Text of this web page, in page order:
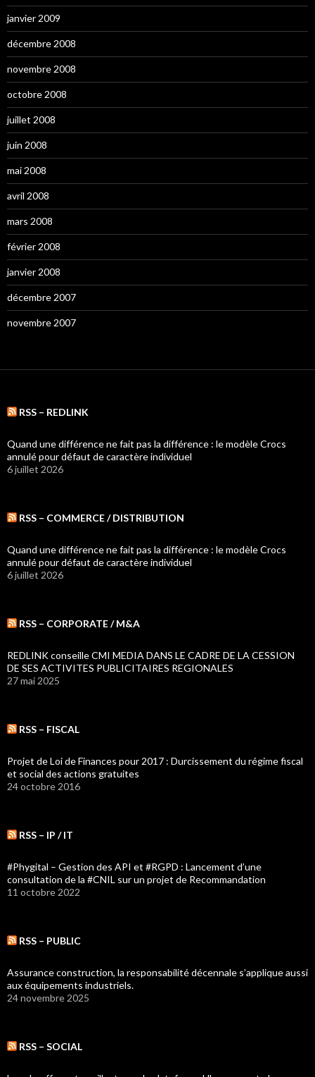
janvier 2009
décembre 2008
novembre 2008
octobre 2008
juillet 2008
juin 2008
mai 2008
avril 2008
mars 2008
février 2008
janvier 2008
décembre 2007
novembre 2007
RSS – REDLINK
Quand une différence ne fait pas la différence : le modèle Crocs
annulé pour défaut de caractère individuel
6 juillet 2026
RSS – COMMERCE / DISTRIBUTION
Quand une différence ne fait pas la différence : le modèle Crocs
annulé pour défaut de caractère individuel
6 juillet 2026
RSS – CORPORATE / M&A
REDLINK conseille CMI MEDIA DANS LE CADRE DE LA CESSION
DE SES ACTIVITES PUBLICITAIRES REGIONALES
27 mai 2025
RSS – FISCAL
Projet de Loi de Finances pour 2017 : Durcissement du régime fiscal
et social des actions gratuites
24 octobre 2016
RSS – IP / IT
#Phygital – Gestion des API et #RGPD : Lancement d’une
consultation de la #CNIL sur un projet de Recommandation
11 octobre 2022
RSS – PUBLIC
Assurance construction, la responsabilité décennale s’applique aussi
aux équipements industriels.
24 novembre 2025
RSS – SOCIAL